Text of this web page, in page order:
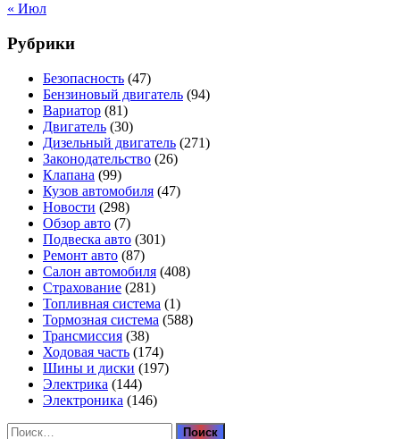
« Июл
Рубрики
Безопасность (47)
Бензиновый двигатель (94)
Вариатор (81)
Двигатель (30)
Дизельный двигатель (271)
Законодательство (26)
Клапана (99)
Кузов автомобиля (47)
Новости (298)
Обзор авто (7)
Подвеска авто (301)
Ремонт авто (87)
Салон автомобиля (408)
Страхование (281)
Топливная система (1)
Тормозная система (588)
Трансмиссия (38)
Ходовая часть (174)
Шины и диски (197)
Электрика (144)
Электроника (146)
Найти: